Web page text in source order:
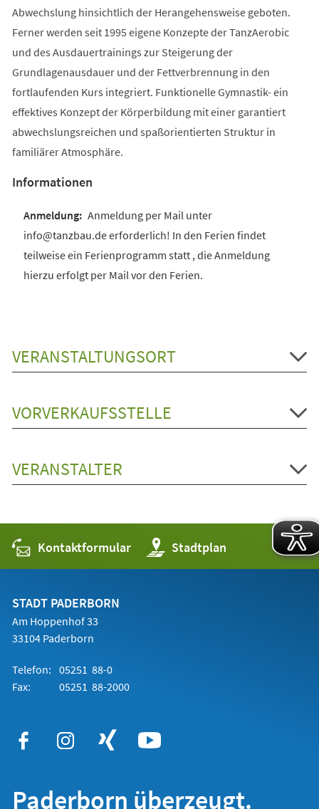
Abwechslung hinsichtlich der Herangehensweise geboten.
Ferner werden seit 1995 eigene Konzepte der TanzAerobic
und des Ausdauertrainings zur Steigerung der
Grundlagenausdauer und der Fettverbrennung in den
fortlaufenden Kurs integriert. Funktionelle Gymnastik- ein
effektives Konzept der Körperbildung mit einer garantiert
abwechslungsreichen und spaßorientierten Struktur in
familiärer Atmosphäre.
Informationen
Anmeldung per Mail unter
info@tanzbau.de erforderlich! In den Ferien findet
teilweise ein Ferienprogramm statt , die Anmeldung
hierzu erfolgt per Mail vor den Ferien.
VERANSTALTUNGSORT
VORVERKAUFSSTELLE
VERANSTALTER
Kontaktformular Stadtplan
(Öffnet
in
einem
STADT PADERBORN
Am Hoppenhof 33
33104 Paderborn
Telefon: 05251 88-0
Fax:
05251 88-2000
Paderborn überzeugt.